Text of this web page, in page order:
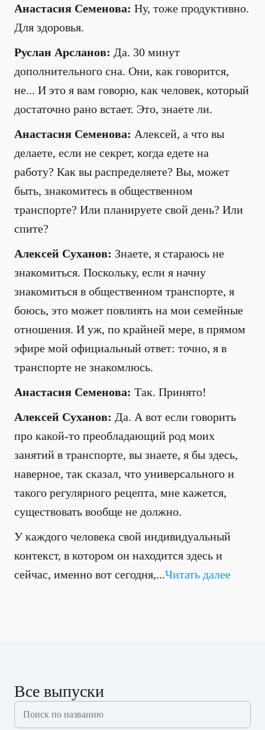
Анастасия Семенова: Ну, тоже продуктивно.
Для здоровья.
Руслан Арсланов: Да. 30 минут
дополнительного сна. Они, как говорится,
не... И это я вам говорю, как человек, который
достаточно рано встает. Это, знаете ли.
Анастасия Семенова: Алексей, а что вы
делаете, если не секрет, когда едете на
работу? Как вы распределяете? Вы, может
быть, знакомитесь в общественном
транспорте? Или планируете свой день? Или
спите?
Алексей Суханов: Знаете, я стараюсь не
знакомиться. Поскольку, если я начну
знакомиться в общественном транспорте, я
боюсь, это может повлиять на мои семейные
отношения. И уж, по крайней мере, в прямом
эфире мой официальный ответ: точно, я в
транспорте не знакомлюсь.
Анастасия Семенова: Так. Принято!
Алексей Суханов: Да. А вот если говорить
про какой-то преобладающий род моих
занятий в транспорте, вы знаете, я бы здесь,
наверное, так сказал, что универсального и
такого регулярного рецепта, мне кажется,
существовать вообще не должно.
У каждого человека свой индивидуальный
контекст, в котором он находится здесь и
сейчас, именно вот сегодня,...Читать далее
Все выпуски